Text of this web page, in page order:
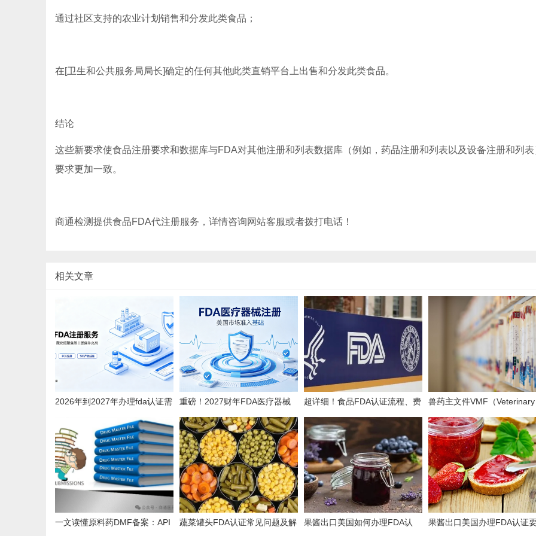
通过社区支持的农业计划销售和分发此类食品；
在[卫生和公共服务局局长]确定的任何其他此类直销平台上出售和分发此类食品。
结论
这些新要求使食品注册要求和数据库与FDA对其他注册和列表数据库（例如，药品注册和列表以及设备注册和列
要求更加一致。
商通检测提供食品FDA代注册服务，详情咨询网站客服或者拨打电话！
相关文章
2026年到2027年办理fda认证需
重磅！2027财年FDA医疗器械
机构注册年费上调至 $13785！
超详细！食品FDA认证流程、费
用、时效、误区解析
兽药主文件VMF（Veterinary
Master Files）注册办理指南
一文读懂原料药DMF备案：API 蔬菜罐头FDA认证常见问题及解 果酱出口美国如何办理FDA认 果酱出口美国办理FDA认证